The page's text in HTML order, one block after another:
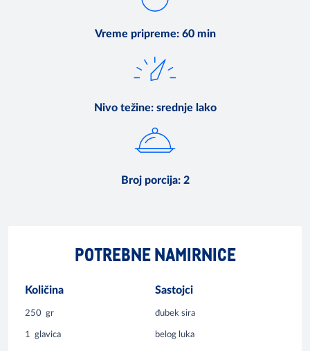
Vreme pripreme: 60 min
Nivo težine: srednje lako
Broj porcija: 2
POTREBNE NAMIRNICE
Količina Sastojci
250 gr đubek sira
1 glavica belog luka